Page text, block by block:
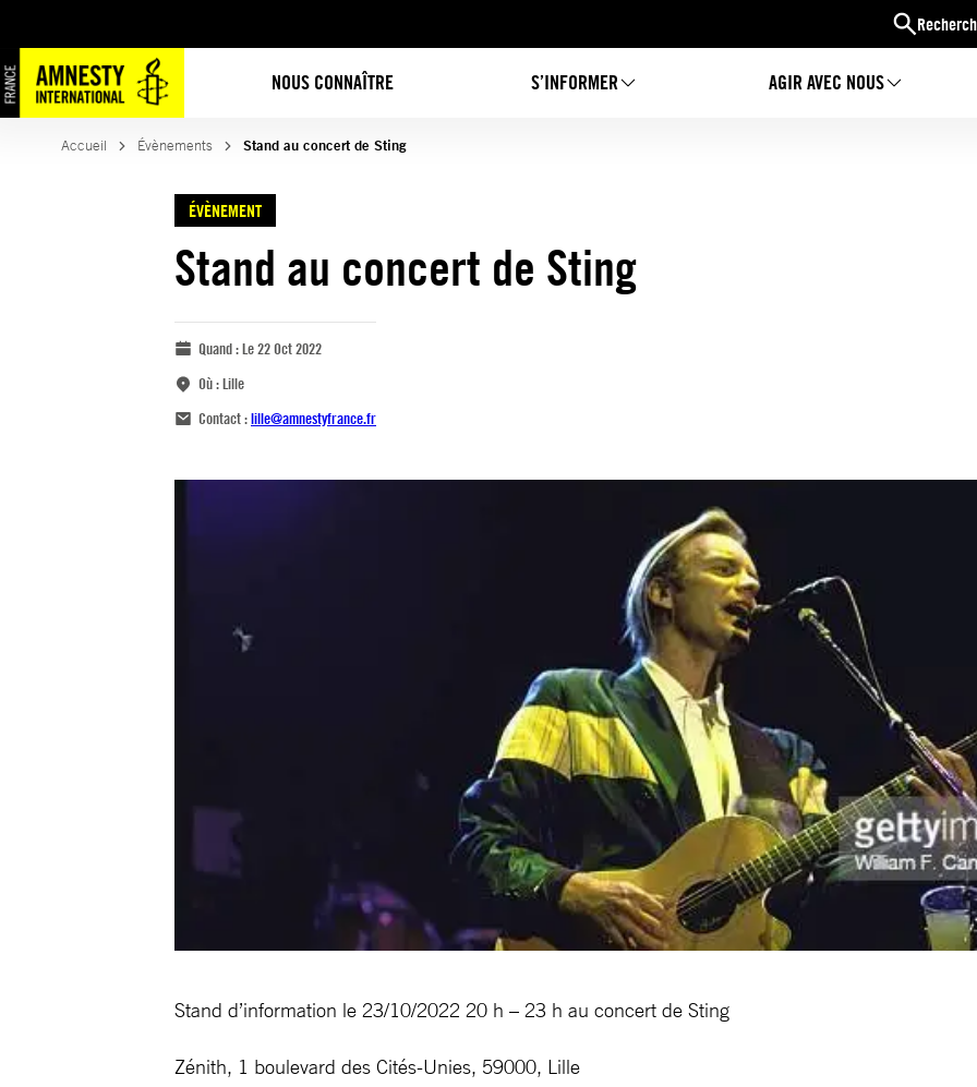
NOUS CONNAÎTRE S’INFORMER AGIR AVEC NOUS
Accueil Évènements Stand au concert de Sting
ÉVÈNEMENT
Stand au concert de Sting
Quand :Le 22 Oct 2022
Où :Lille
Contact :lille@amnestyfrance.fr
Stand d’information le 23/10/2022 20 h – 23 h au concert de Sting
Zénith, 1 boulevard des Cités-Unies, 59000, Lille